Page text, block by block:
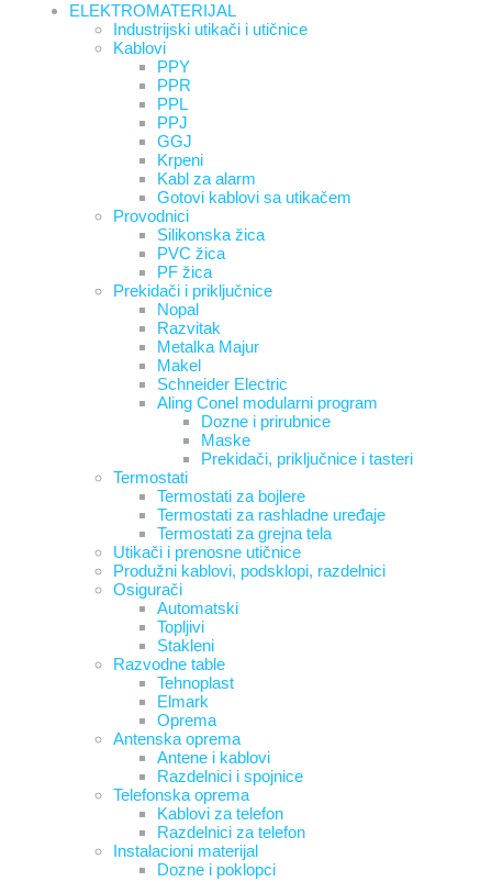
ELEKTROMATERIJAL
Industrijski utikači i utičnice
Kablovi
PPY
PPR
PPL
PPJ
GGJ
Krpeni
Kabl za alarm
Gotovi kablovi sa utikačem
Provodnici
Silikonska žica
PVC žica
PF žica
Prekidači i priključnice
Nopal
Razvitak
Metalka Majur
Makel
Schneider Electric
Aling Conel modularni program
Dozne i prirubnice
Maske
Prekidači, priključnice i tasteri
Termostati
Termostati za bojlere
Termostati za rashladne uređaje
Termostati za grejna tela
Utikači i prenosne utičnice
Produžni kablovi, podsklopi, razdelnici
Osigurači
Automatski
Topljivi
Stakleni
Razvodne table
Tehnoplast
Elmark
Oprema
Antenska oprema
Antene i kablovi
Razdelnici i spojnice
Telefonska oprema
Kablovi za telefon
Razdelnici za telefon
Instalacioni materijal
Dozne i poklopci